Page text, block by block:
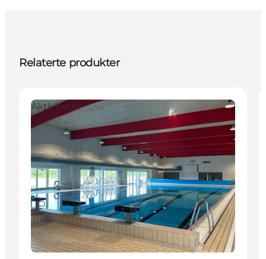
Relaterte produkter
Aktiviteter